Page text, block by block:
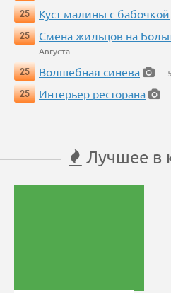
25
Куст малины с бабочкой
25
Смена жильцов на
Августа
25
Волшебная синева
— 5
25
Интерьер ресторана —
Лучшее в